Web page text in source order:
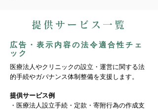
提供サービス一覧
広告・表示内容の法令適合性チェ
ック
医療法人やクリニックの設立・運営に関する法
的手続やガバナンス体制整備を支援します。
提供サービス例
・医療法人設立手続・定款・寄附行為の作成支